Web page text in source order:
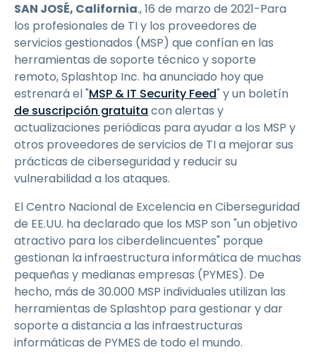
SAN JOSÉ, California., 16 de marzo de 2021-Para
los profesionales de TI y los proveedores de
servicios gestionados (MSP) que confían en las
herramientas de soporte técnico y soporte
remoto, Splashtop Inc. ha anunciado hoy que
estrenará el "MSP & IT Security Feed" y un boletín
de suscripción gratuita con alertas y
actualizaciones periódicas para ayudar a los MSP y
otros proveedores de servicios de TI a mejorar sus
prácticas de ciberseguridad y reducir su
vulnerabilidad a los ataques.
El Centro Nacional de Excelencia en Ciberseguridad
de EE.UU. ha declarado que los MSP son "un objetivo
atractivo para los ciberdelincuentes" porque
gestionan la infraestructura informática de muchas
pequeñas y medianas empresas (PYMES). De
hecho, más de 30.000 MSP individuales utilizan las
herramientas de Splashtop para gestionar y dar
soporte a distancia a las infraestructuras
informáticas de PYMES de todo el mundo.